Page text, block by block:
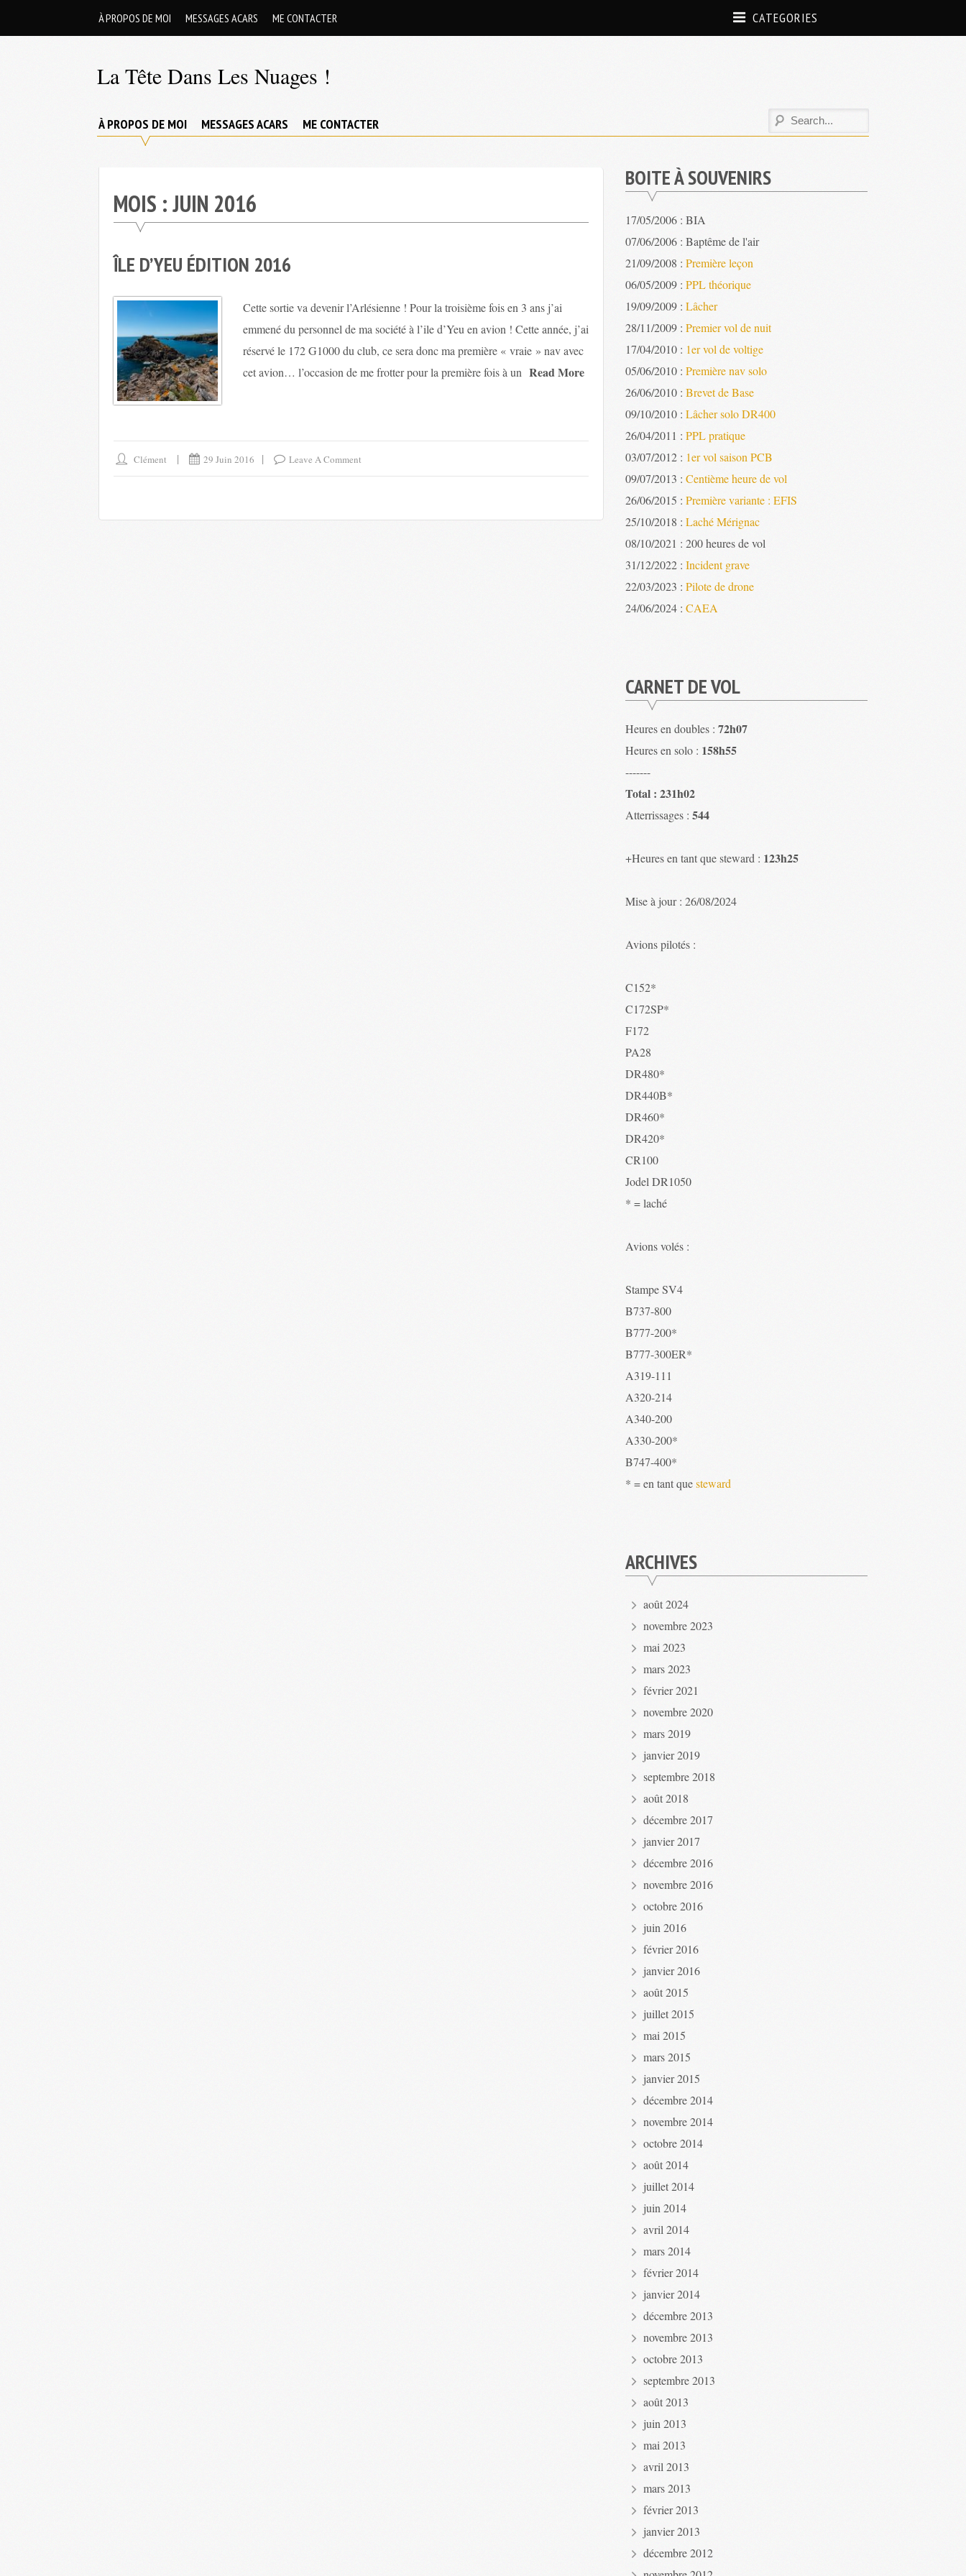
À PROPOS DE MOI MESSAGES ACARS ME CONTACTER CATEGORIES
La Tête Dans Les Nuages !
aventures
privé
À PROPOS DE MOI MESSAGES ACARS ME CONTACTER
MOIS :JUIN 2016
ÎLE D’YEU ÉDITION 2016
Cette sortie va devenir l’Arlésienne ! Pour la troisième fois en 3 ans j’ai
emmené du personnel de ma société à l’ile d’Yeu en avion ! Cette année, j’ai
réservé le 172 G1000 du club, ce sera donc ma première « vraie » nav avec
cet avion… l’occasion de me frotter pour la première fois à un Read More
Clément 29 Juin 2016 Leave A Comment
BOITE À SOUVENIRS
17/05/2006 : BIA
07/06/2006 : Baptême de l'air
21/09/2008 :Première leçon
06/05/2009 :PPL théorique
19/09/2009 :Lâcher
28/11/2009 :Premier vol de nuit
17/04/2010 : 1er vol de voltige
05/06/2010 :Première nav solo
26/06/2010 :Brevet de Base
09/10/2010 :Lâcher solo DR400
26/04/2011 :PPL pratique
03/07/2012 : 1er vol saison PCB
09/07/2013 :Centième heure de vol
26/06/2015 :Première variante : EFIS
25/10/2018 :Laché Mérignac
08/10/2021 : 200 heures de vol
31/12/2022 :Incident grave
22/03/2023 :Pilote de drone
24/06/2024 :CAEA
CARNET DE VOL
Heures en doubles :72h07
Heures en solo : 158h55
-------
Total : 231h02
Atterrissages :544
+Heures en tant que steward : 123h25
Mise à jour : 26/08/2024
Avions pilotés :
C152*
C172SP*
F172
PA28
DR480*
DR440B*
DR460*
DR420*
CR100
Jodel DR1050
* = laché
Avions volés :
Stampe SV4
B737-800
B777-200*
B777-300ER*
A319-111
A320-214
A340-200
A330-200*
B747-400*
* = en tant questeward
ARCHIVES
août 2024
novembre 2023
mai 2023
mars 2023
février 2021
novembre 2020
mars 2019
janvier 2019
septembre 2018
août 2018
décembre 2017
janvier 2017
décembre 2016
novembre 2016
octobre 2016
juin 2016
février 2016
janvier 2016
août 2015
juillet 2015
mai 2015
mars 2015
janvier 2015
décembre 2014
novembre 2014
octobre 2014
août 2014
juillet 2014
juin 2014
avril 2014
mars 2014
février 2014
janvier 2014
décembre 2013
novembre 2013
octobre 2013
septembre 2013
août 2013
juin 2013
mai 2013
avril 2013
mars 2013
février 2013
janvier 2013
décembre 2012